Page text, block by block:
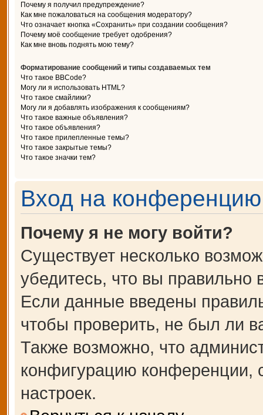
Почему я получил предупреждение?
Как мне пожаловаться на сообщения модератору?
Что означает кнопка «Сохранить» при создании сообщения?
Почему моё сообщение требует одобрения?
Как мне вновь поднять мою тему?
Форматирование сообщений и типы создаваемых тем
Что такое BBCode?
Могу ли я использовать HTML?
Что такое смайлики?
Могу ли я добавлять изображения к сообщениям?
Что такое важные объявления?
Что такое объявления?
Что такое прилепленные темы?
Что такое закрытые темы?
Что такое значки тем?
Вход на конференцию
Почему я не могу войти?
Существует несколько
убедитесь, что вы правильно
Если данные введены
чтобы проверить, не был ли
Также возможно, что
конфигурацию конференции,
настроек.